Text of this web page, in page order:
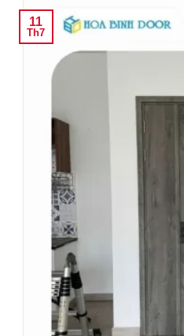
11
Th7